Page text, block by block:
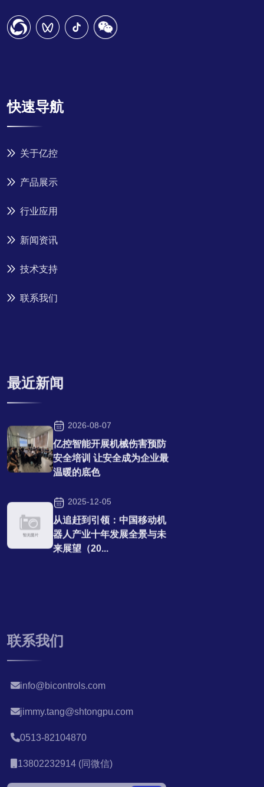
快速导航
关于亿控
产品展示
行业应用
新闻资讯
技术支持
联系我们
最近新闻
2026-08-07
亿控智能开展机械伤害预防
安全培训 让安全成为企业最
温暖的底色
2025-12-05
从追赶到引领：中国移动机
器人产业十年发展全景与未
来展望（20...
联系我们
info@bicontrols.com
jimmy.tang@shtongpu.com
0513-82104870
13802232914 (同微信)